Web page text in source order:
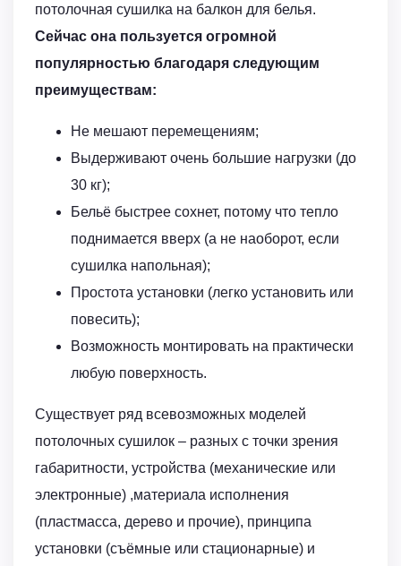
потолочная сушилка на балкон для белья.
Сейчас она пользуется огромной
популярностью благодаря следующим
преимуществам:
Не мешают перемещениям;
Выдерживают очень большие нагрузки (до
30 кг);
Бельё быстрее сохнет, потому что тепло
поднимается вверх (а не наоборот, если
сушилка напольная);
Простота установки (легко установить или
повесить);
Возможность монтировать на практически
любую поверхность.
Существует ряд всевозможных моделей
потолочных сушилок – разных с точки зрения
габаритности, устройства (механические или
электронные) ,материала исполнения
(пластмасса, дерево и прочие), принципа
установки (съёмные или стационарные) и